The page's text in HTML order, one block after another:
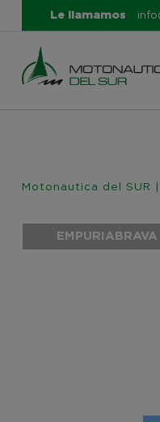
Le llamamos
Motonautica del SUR
EMPURIABRAVA